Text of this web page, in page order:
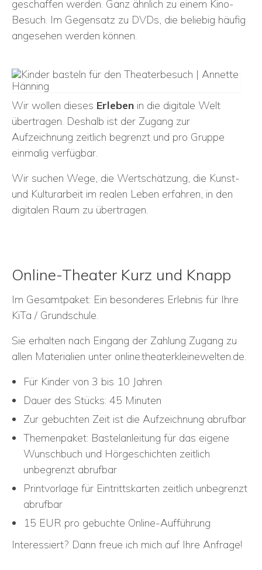
geschaffen werden. Ganz ähnlich zu einem Kino-
Besuch. Im Gegensatz zu DVDs, die beliebig häufig
angesehen werden können.
Wir wollen dieses Erleben in die digitale Welt
übertragen. Deshalb ist der Zugang zur
Aufzeichnung zeitlich begrenzt und pro Gruppe
einmalig verfügbar.
Wir suchen Wege, die Wertschätzung, die Kunst-
und Kulturarbeit im realen Leben erfahren, in den
digitalen Raum zu übertragen.
Online-Theater Kurz und Knapp
Im Gesamtpaket: Ein besonderes Erlebnis für Ihre
KiTa / Grundschule.
Sie erhalten nach Eingang der Zahlung Zugang zu
allen Materialien unter online.theaterkleinewelten.de.
Für Kinder von 3 bis 10 Jahren
Dauer des Stücks: 45 Minuten
Zur gebuchten Zeit ist die Aufzeichnung abrufbar
Themenpaket: Bastelanleitung für das eigene
Wunschbuch und Hörgeschichten zeitlich
unbegrenzt abrufbar
Printvorlage für Eintrittskarten zeitlich unbegrenzt
abrufbar
15 EUR pro gebuchte Online-Aufführung
Interessiert? Dann freue ich mich auf Ihre Anfrage!